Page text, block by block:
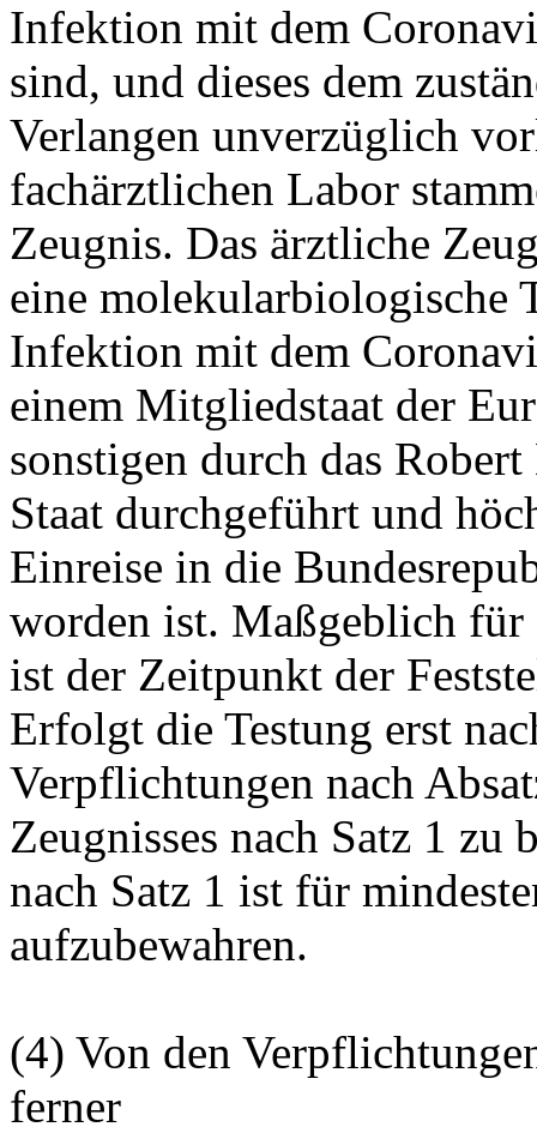
Infektion mit dem
sind, und dieses dem
Verlangen unverzüglich
fachärztlichen Labor
Zeugnis. Das ärztliche
eine molekularbiologische
Infektion mit dem
einem Mitgliedstaat der
sonstigen durch das
Staat durchgeführt und
Einreise in die
worden ist. Maßgeblich
ist der Zeitpunkt der
Erfolgt die Testung erst
Verpflichtungen nach
Zeugnisses nach Satz 1 zu
nach Satz 1 ist für
aufzubewahren.
(4) Von den
ferner